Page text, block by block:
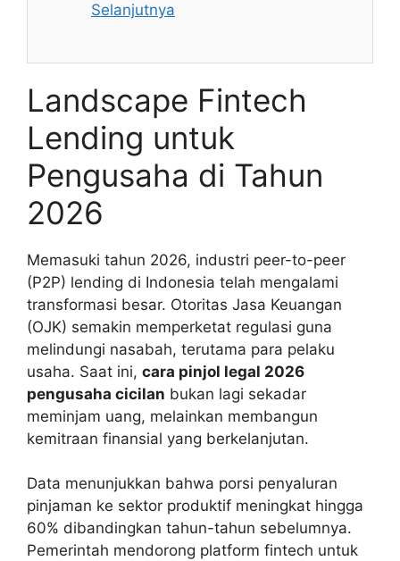
Selanjutnya
Landscape Fintech
Lending untuk
Pengusaha di Tahun
2026
Memasuki tahun 2026, industri peer-to-peer
(P2P) lending di Indonesia telah mengalami
transformasi besar. Otoritas Jasa Keuangan
(OJK) semakin memperketat regulasi guna
melindungi nasabah, terutama para pelaku
usaha. Saat ini, cara pinjol legal 2026
pengusaha cicilan bukan lagi sekadar
meminjam uang, melainkan membangun
kemitraan finansial yang berkelanjutan.
Data menunjukkan bahwa porsi penyaluran
pinjaman ke sektor produktif meningkat hingga
60% dibandingkan tahun-tahun sebelumnya.
Pemerintah mendorong platform fintech untuk